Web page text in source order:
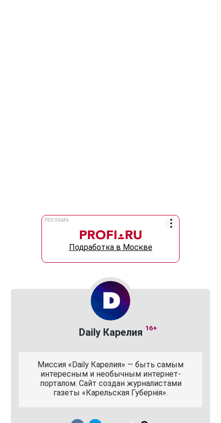
РЕКЛАМА
Подработка в Москве
Daily Карелия 16+
Миссия «Daily Карелия» — быть самым
интересным и необычным интернет-
порталом. Сайт создан журналистами
газеты «Карельская Губернiя».